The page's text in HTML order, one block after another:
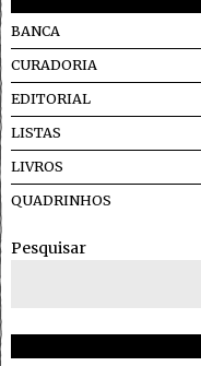
BANCA
CURADORIA
EDITORIAL
LISTAS
LIVROS
QUADRINHOS
Pesquisar